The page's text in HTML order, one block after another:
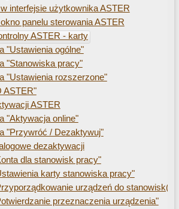
interfejsie użytkownika ASTER
okno panelu sterowania ASTER
ASTER - karty
"Ustawienia ogólne"
"Stanowiska pracy"
"Ustawienia rozszerzone"
ASTER"
ASTER
"Aktywacja online"
"Przywróć / Dezaktywuj"
dezaktywacji
dla stanowisk pracy"
karty stanowiska pracy"
urządzeń do stanowisk(a)
przeznaczenia urządzenia"